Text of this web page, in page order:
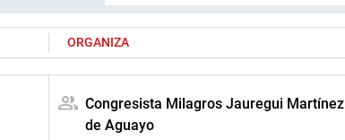
ORGANIZA
Congresista Milagros Jauregui Martínez
de Aguayo